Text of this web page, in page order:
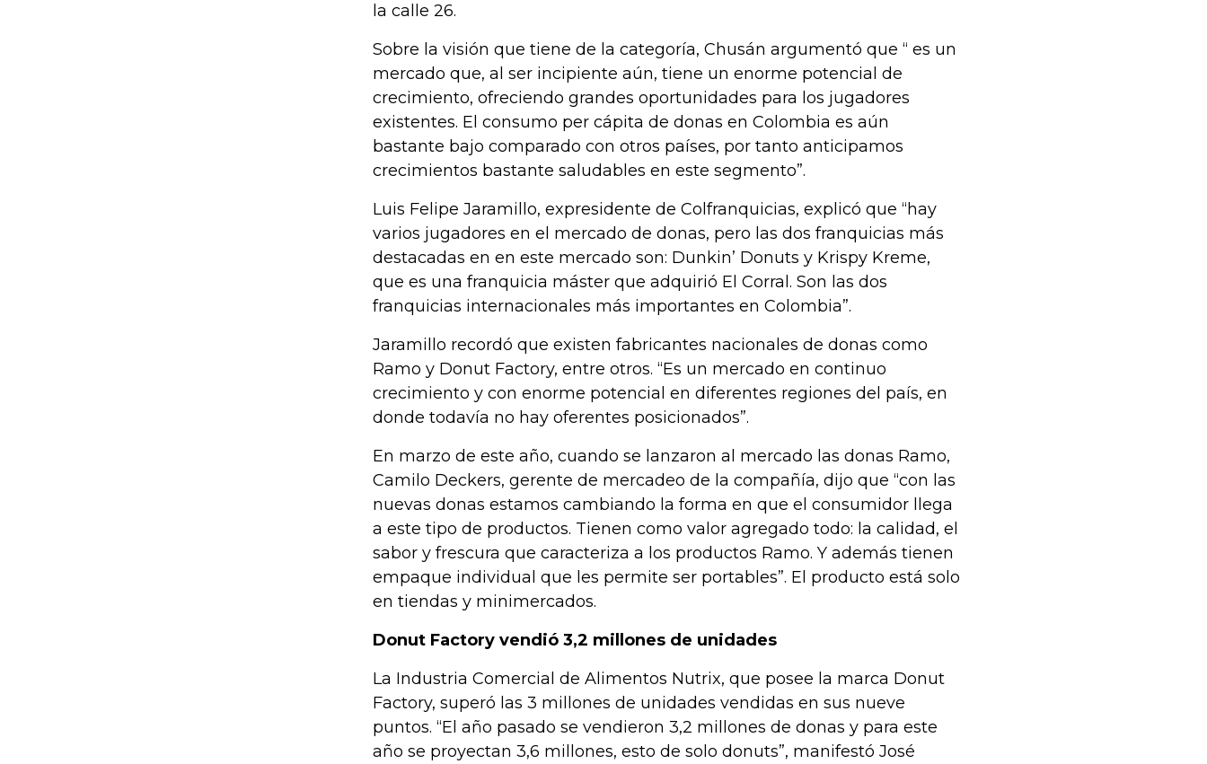
la calle 26.
Sobre la visión que tiene de la categoría, Chusán argumentó que “ es un
mercado que, al ser incipiente aún, tiene un enorme potencial de
crecimiento, ofreciendo grandes oportunidades para los jugadores
existentes. El consumo per cápita de donas en Colombia es aún
bastante bajo comparado con otros países, por tanto anticipamos
crecimientos bastante saludables en este segmento”.
Luis Felipe Jaramillo, expresidente de Colfranquicias, explicó que “hay
varios jugadores en el mercado de donas, pero las dos franquicias más
destacadas en en este mercado son: Dunkin’ Donuts y Krispy Kreme,
que es una franquicia máster que adquirió El Corral. Son las dos
franquicias internacionales más importantes en Colombia”.
Jaramillo recordó que existen fabricantes nacionales de donas como
Ramo y Donut Factory, entre otros. “Es un mercado en continuo
crecimiento y con enorme potencial en diferentes regiones del país, en
donde todavía no hay oferentes posicionados”.
En marzo de este año, cuando se lanzaron al mercado las donas Ramo,
Camilo Deckers, gerente de mercadeo de la compañía, dijo que “con las
nuevas donas estamos cambiando la forma en que el consumidor llega
a este tipo de productos. Tienen como valor agregado todo: la calidad, el
sabor y frescura que caracteriza a los productos Ramo. Y además tienen
empaque individual que les permite ser portables”. El producto está solo
en tiendas y minimercados.
Donut Factory vendió 3,2 millones de unidades
La Industria Comercial de Alimentos Nutrix, que posee la marca Donut
Factory, superó las 3 millones de unidades vendidas en sus nueve
puntos. “El año pasado se vendieron 3,2 millones de donas y para este
año se proyectan 3,6 millones, esto de solo donuts”, manifestó José